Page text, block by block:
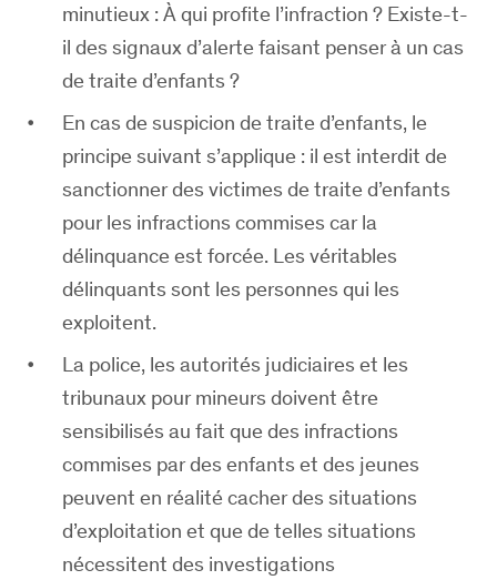
minutieux : À qui profite l’infraction ? Existe-t-
il des signaux d’alerte faisant penser à un cas
de traite d’enfants ?
En cas de suspicion de traite d’enfants, le
principe suivant s’applique : il est interdit de
sanctionner des victimes de traite d’enfants
pour les infractions commises car la
délinquance est forcée. Les véritables
délinquants sont les personnes qui les
exploitent.
La police, les autorités judiciaires et les
tribunaux pour mineurs doivent être
sensibilisés au fait que des infractions
commises par des enfants et des jeunes
peuvent en réalité cacher des situations
d’exploitation et que de telles situations
nécessitent des investigations